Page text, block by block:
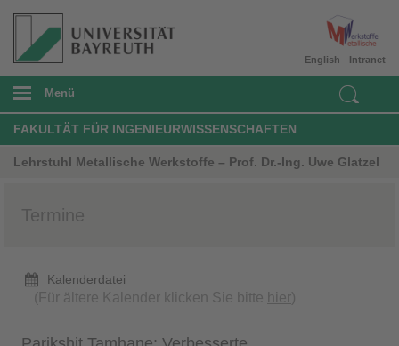
Intranet
English
Menü
FAKULTÄT FÜR INGENIEURWISSENSCHAFTEN
Lehrstuhl Metallische Werkstoffe – Prof. Dr.-Ing. Uwe Glatzel
Termine
Kalenderdatei
(Für ältere Kalender klicken Sie bitte hier)